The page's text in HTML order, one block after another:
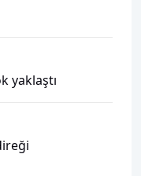
yaklaştı